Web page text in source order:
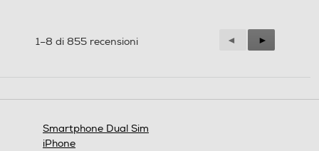
nuova soluzione AI Zoom.
Anteprime
1–8 di 855 recensioni
Precedente
Reviews
◄
Successiva
Reviews
►
Smartphone Dual Sim
iPhone